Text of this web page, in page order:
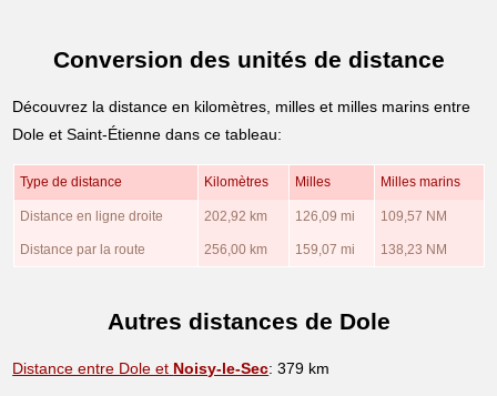
Conversion des unités de distance
Découvrez la distance en kilomètres, milles et milles marins entre
Dole et Saint-Étienne dans ce tableau:
Type de distance Kilomètres Milles Milles marins
Distance en ligne droite 202,92 km 126,09 mi 109,57 NM
Distance par la route 256,00 km 159,07 mi 138,23 NM
Autres distances de Dole
Distance entre Dole et Noisy-le-Sec: 379 km